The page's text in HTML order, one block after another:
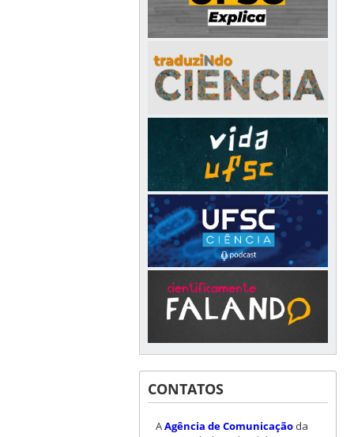
CONTATOS
AAgência de Comunicaçãoda